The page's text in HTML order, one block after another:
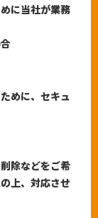
に当社が業務
めに、セキュ
除などをご希
上、対応させ